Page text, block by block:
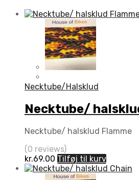
Necktube/Halsklud
Necktube/
Necktube/ halsklud Flamme
(0 reviews)
kr.69.00 Tilføj til kurv